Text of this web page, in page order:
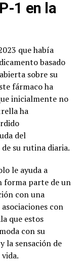
1 en la
que había
basado
sobre su
fármaco ha
inicialmente no
ha
del
su rutina diaria.
le ayuda a
forma parte de un
con una
con
que estos
con su
la sensación de